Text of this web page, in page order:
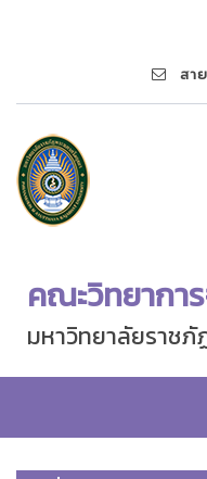
สา
คณะวิทยากา
มหาวิทยาลัยราชภั